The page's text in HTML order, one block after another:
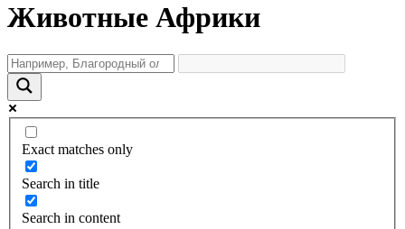
Животные Африки
Exact matches only
Search in title
Search in content